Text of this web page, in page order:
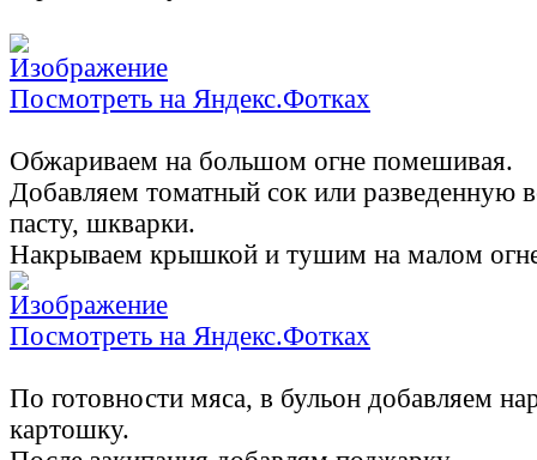
Посмотреть на Яндекс.Фотках
Обжариваем на большом огне помешивая.
Добавляем томатный сок или разведенную
пасту, шкварки.
Накрываем крышкой и тушим на малом
Посмотреть на Яндекс.Фотках
По готовности мяса, в бульон добавляем
картошку.